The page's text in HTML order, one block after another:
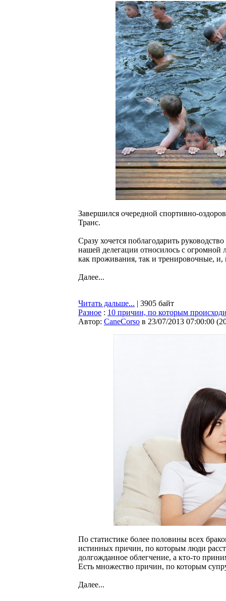
Завершился очередной спортивно-
Транс.
Сразу хочется поблагодарить
нашей делегации относилось с
как проживания, так и тренировочные,
Далее...
Читать дальше... | 3905 байт
Разное : 10 причин, по которым
Автор: CaneCorso в 23/07/2013 07:00:00 (
По статистике более половины всех
истинных причин, по которым люди
долгожданное облегчение, а кто-то
Есть множество причин, по которым
Далее...